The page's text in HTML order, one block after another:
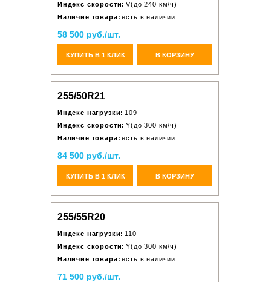
Индекс скорости: V(до 240 км/ч)
Наличие товара: есть в наличии
58 500 руб./шт.
КУПИТЬ В 1 КЛИК В КОРЗИНУ
255/50R21
Индекс нагрузки: 109
Индекс скорости: Y(до 300 км/ч)
Наличие товара: есть в наличии
84 500 руб./шт.
КУПИТЬ В 1 КЛИК В КОРЗИНУ
255/55R20
Индекс нагрузки: 110
Индекс скорости: Y(до 300 км/ч)
Наличие товара: есть в наличии
71 500 руб./шт.